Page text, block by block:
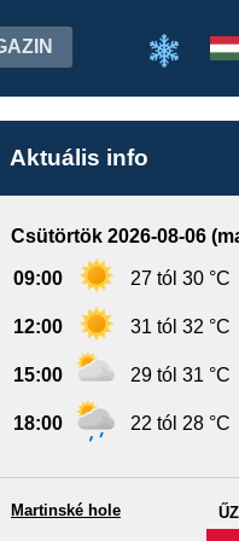
Aktuális info
Csütörtök 2026-08-06
09:00 27 tól 30 °C
12:00 31 tól 32 °C
15:00 29 tól 31 °C
18:00 22 tól 28 °C
Martinské hole